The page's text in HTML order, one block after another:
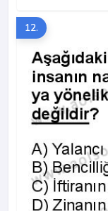
12.